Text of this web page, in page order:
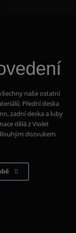
naše ostatní
Přední deska
zadní deska a luby
dělá z Violet
dozvukem.